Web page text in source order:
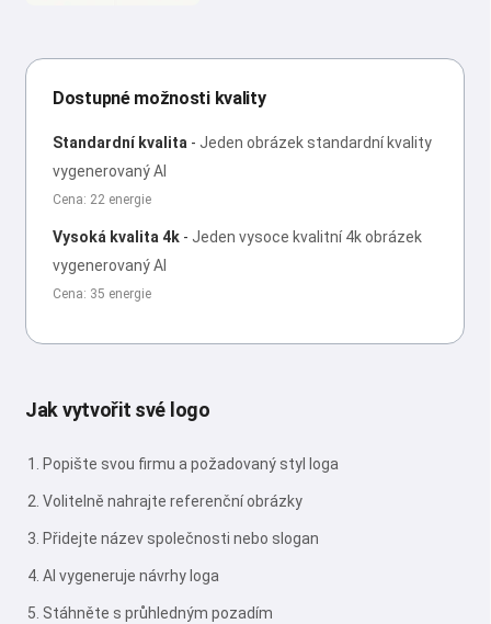
Dostupné možnosti kvality
Standardní kvalita - Jeden obrázek standardní kvality
vygenerovaný AI
Cena: 22 energie
Vysoká kvalita 4k - Jeden vysoce kvalitní 4k obrázek
vygenerovaný AI
Cena: 35 energie
Jak vytvořit své logo
Popište svou firmu a požadovaný styl loga
Volitelně nahrajte referenční obrázky
Přidejte název společnosti nebo slogan
AI vygeneruje návrhy loga
Stáhněte s průhledným pozadím